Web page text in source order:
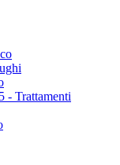
- Trattamenti